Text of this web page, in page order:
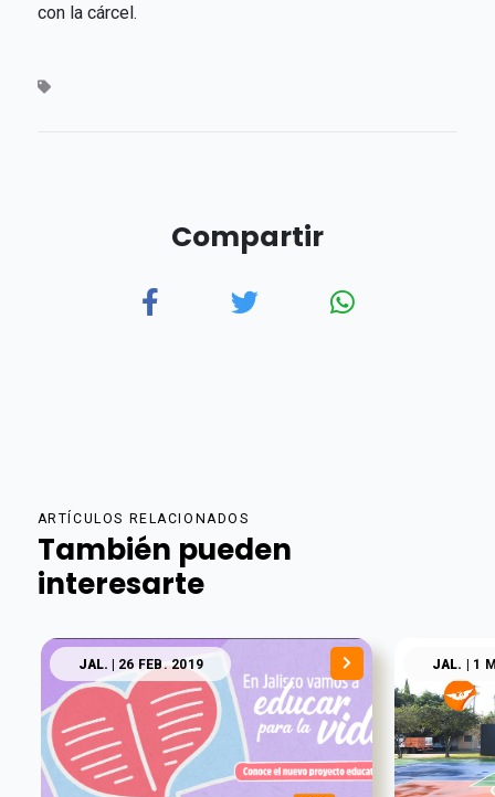
con la cárcel.
Compartir
ARTÍCULOS RELACIONADOS
También pueden
interesarte
JAL. | 26 FEB. 2019 JAL. | 1